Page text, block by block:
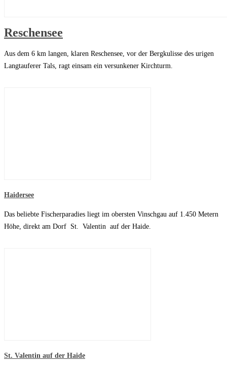
Reschensee
Aus dem 6 km langen, klaren Reschensee, vor der Bergkulisse des urigen
Langtauferer Tals, ragt einsam ein versunkener Kirchturm.
Haidersee
Das beliebte Fischerparadies liegt im obersten Vinschgau auf 1.450 Metern
Höhe, direkt am Dorf St. Valentin auf der Haide.
St. Valentin auf der Haide